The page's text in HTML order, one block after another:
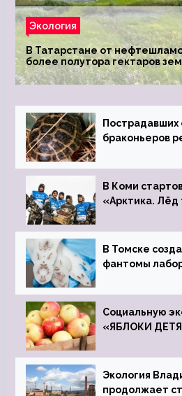
Экология
В Татарстане от
более полутора гектаров
Пострадавших
браконьеров
Ростовский
В Коми
«Арктика. Лёд
В Томске
фантомы
Социальную
«ЯБЛОКИ
Экология
продолжает